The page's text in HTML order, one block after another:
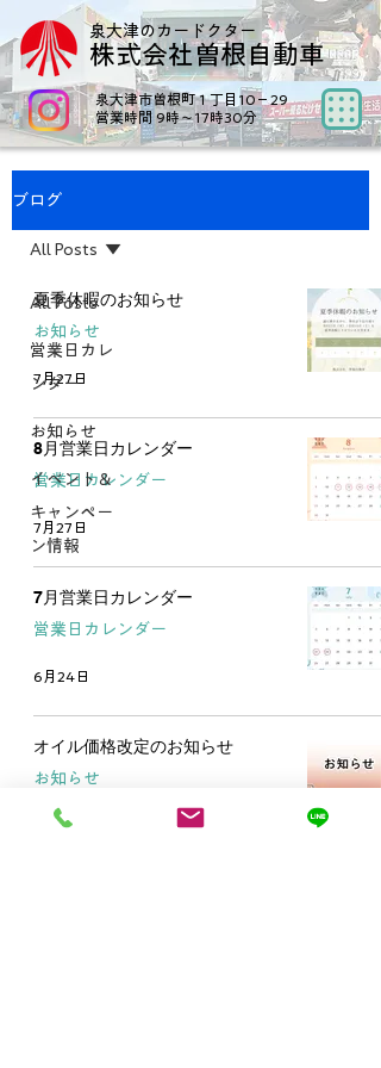
泉大津のカードクター
株式会社曽根自動車
泉大津市曽根町１丁目10−29
営業時間 9時～17時30分
ブログ
All Posts
営業日カレ
ンダー
お知らせ
イベント＆
キャンペー
ン情報
All Posts
夏季休暇のお知らせ
お知らせ
7月27日
8月営業日カレンダー
営業日カレンダー
7月27日
7月営業日カレンダー
営業日カレンダー
6月24日
オイル価格改定のお知らせ
お知らせ
5月26日